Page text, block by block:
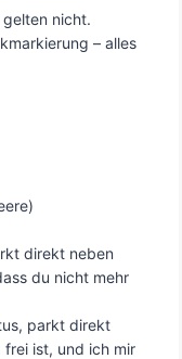
nicht.
– alles
direkt neben
du nicht mehr